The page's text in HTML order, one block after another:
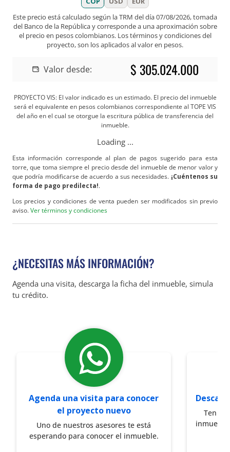
Este precio está calculado según la TRM del día07/08/2026, tomada
del Banco de la República y corresponde a una aproximación sobre
el precio en pesos colombianos. Los términos y condiciones del
proyecto, son los aplicados al valor en pesos.
Valor desde: $ 305.024.000
PROYECTO VIS: El valor indicado es un estimado. El precio del inmueble
será el equivalente en pesos colombianos correspondiente al TOPE VIS
del año en el cual se otorgue la escritura pública de transferencia del
inmueble.
Loading ...
Esta información corresponde al plan de pagos sugerido para esta
torre, que toma siempre el precio desde del inmueble de menor valor y
que podría modificarse de acuerdo a sus necesidades. ¡Cuéntenos su
forma de pago predilecta!.
Los precios y condiciones de venta pueden ser modificados sin previo
aviso.Ver términos y condiciones
¿NECESITAS MÁS INFORMACIÓN?
Agenda una visita, descarga la ficha del inmueble, simula
tu crédito.
Agenda una visita para conocer
el proyecto nuevo
Uno de nuestros asesores te está
esperando para conocer el inmueble.
Ten a
inmueble